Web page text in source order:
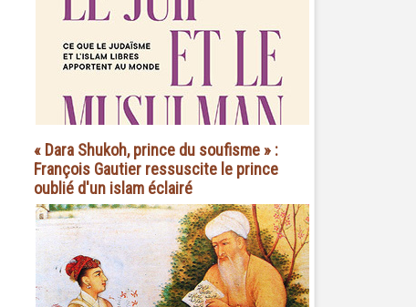
« Dara Shukoh, prince du soufisme » :
François Gautier ressuscite le prince
oublié d'un islam éclairé